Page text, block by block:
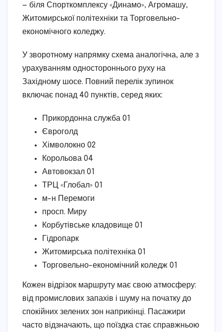
— біля Спорткомплексу «Динамо», Агромашу,
Житомирської політехніки та Торговельно-
економічного коледжу.
У зворотному напрямку схема аналогічна, але з
урахуванням одностороннього руху на
Західному шосе. Повний перелік зупинок
включає понад 40 пунктів, серед яких:
Прикордонна служба 01
Євроголд
Хімволокно 02
Корольова 04
Автовокзал 01
ТРЦ «Глобал» 01
м-н Перемоги
просп. Миру
Корбутівське кладовище 01
Гідропарк
Житомирська політехніка 01
Торговельно-економічний коледж 01
Кожен відрізок маршруту має свою атмосферу:
від промислових запахів і шуму на початку до
спокійних зелених зон наприкінці. Пасажири
часто відзначають, що поїздка стає справжньою